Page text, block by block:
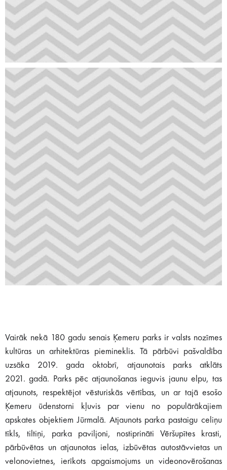
Vairāk nekā 180 gadu senais Ķemeru parks ir valsts nozīmes
kultūras un arhitektūras piemineklis. Tā pārbūvi pašvaldība
uzsāka 2019. gada oktobrī, atjaunotais parks atklāts
2021. gadā. Parks pēc atjaunošanas ieguvis jaunu elpu, tas
atjaunots, respektējot vēsturiskās vērtības, un ar tajā esošo
Ķemeru ūdenstorni kļuvis par vienu no populārākajiem
apskates objektiem Jūrmalā. Atjaunots parka pastaigu celiņu
tīkls, tiltiņi, parka paviljoni, nostiprināti Vēršupītes krasti,
pārbūvētas un atjaunotas ielas, izbūvētas autostāvvietas un
velonovietnes, ierīkots apgaismojums un videonovērošanas